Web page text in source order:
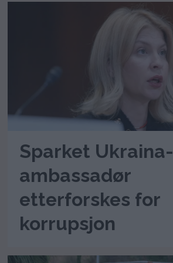
Sparket Ukraina-
ambassadør
etterforskes for
korrupsjon